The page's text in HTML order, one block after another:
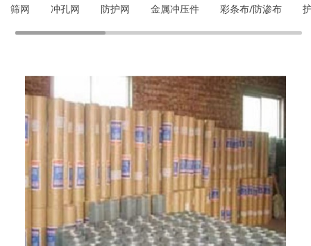
筛网 冲孔网 防护网 金属冲压件 彩条布/防渗布